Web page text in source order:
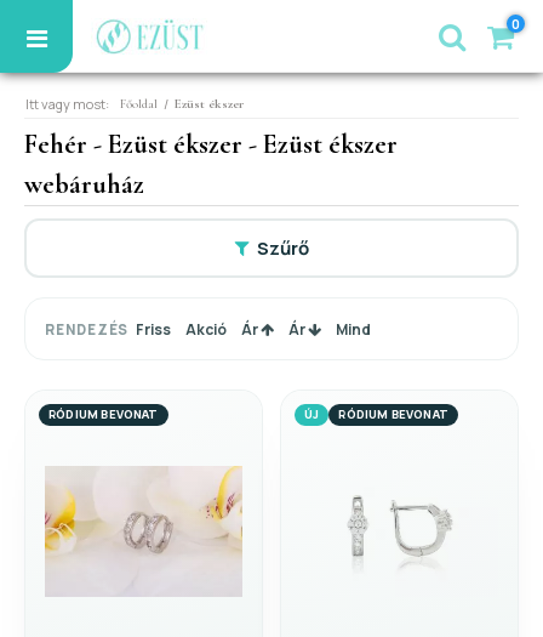
0
Itt vagy most: Főoldal / Ezüst ékszer
Fehér - Ezüst ékszer - Ezüst ékszer
webáruház
Szűrő
RENDEZÉS Friss Akció Ár Ár Mind
RÓDIUM BEVONAT ÚJ RÓDIUM BEVONAT